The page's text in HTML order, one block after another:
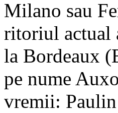
Milano sau
ritoriul actual
la Bordeaux
pe nume
vremii: